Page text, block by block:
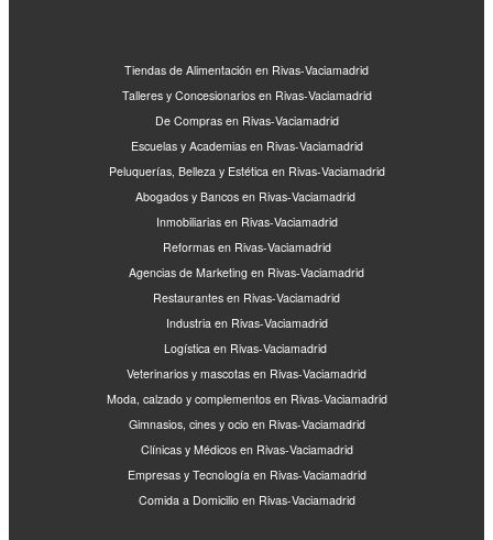
Tiendas de Alimentación en Rivas-Vaciamadrid
Talleres y Concesionarios en Rivas-Vaciamadrid
De Compras en Rivas-Vaciamadrid
Escuelas y Academias en Rivas-Vaciamadrid
Peluquerías, Belleza y Estética en Rivas-Vaciamadrid
Abogados y Bancos en Rivas-Vaciamadrid
Inmobiliarias en Rivas-Vaciamadrid
Reformas en Rivas-Vaciamadrid
Agencias de Marketing en Rivas-Vaciamadrid
Restaurantes en Rivas-Vaciamadrid
Industria en Rivas-Vaciamadrid
Logística en Rivas-Vaciamadrid
Veterinarios y mascotas en Rivas-Vaciamadrid
Moda, calzado y complementos en Rivas-Vaciamadrid
Gimnasios, cines y ocio en Rivas-Vaciamadrid
Clínicas y Médicos en Rivas-Vaciamadrid
Empresas y Tecnología en Rivas-Vaciamadrid
Comida a Domicilio en Rivas-Vaciamadrid